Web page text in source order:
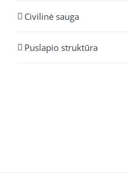
Civilinė sauga
Puslapio struktūra